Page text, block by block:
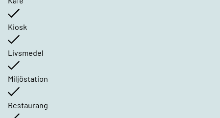
Kiosk
Livsmedel
Miljöstation
Restaurang